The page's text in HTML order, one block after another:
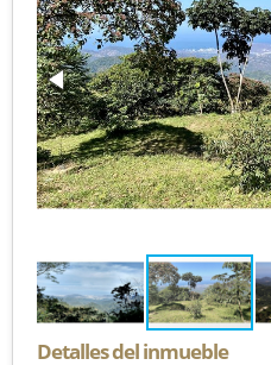
Detalles del inmueble